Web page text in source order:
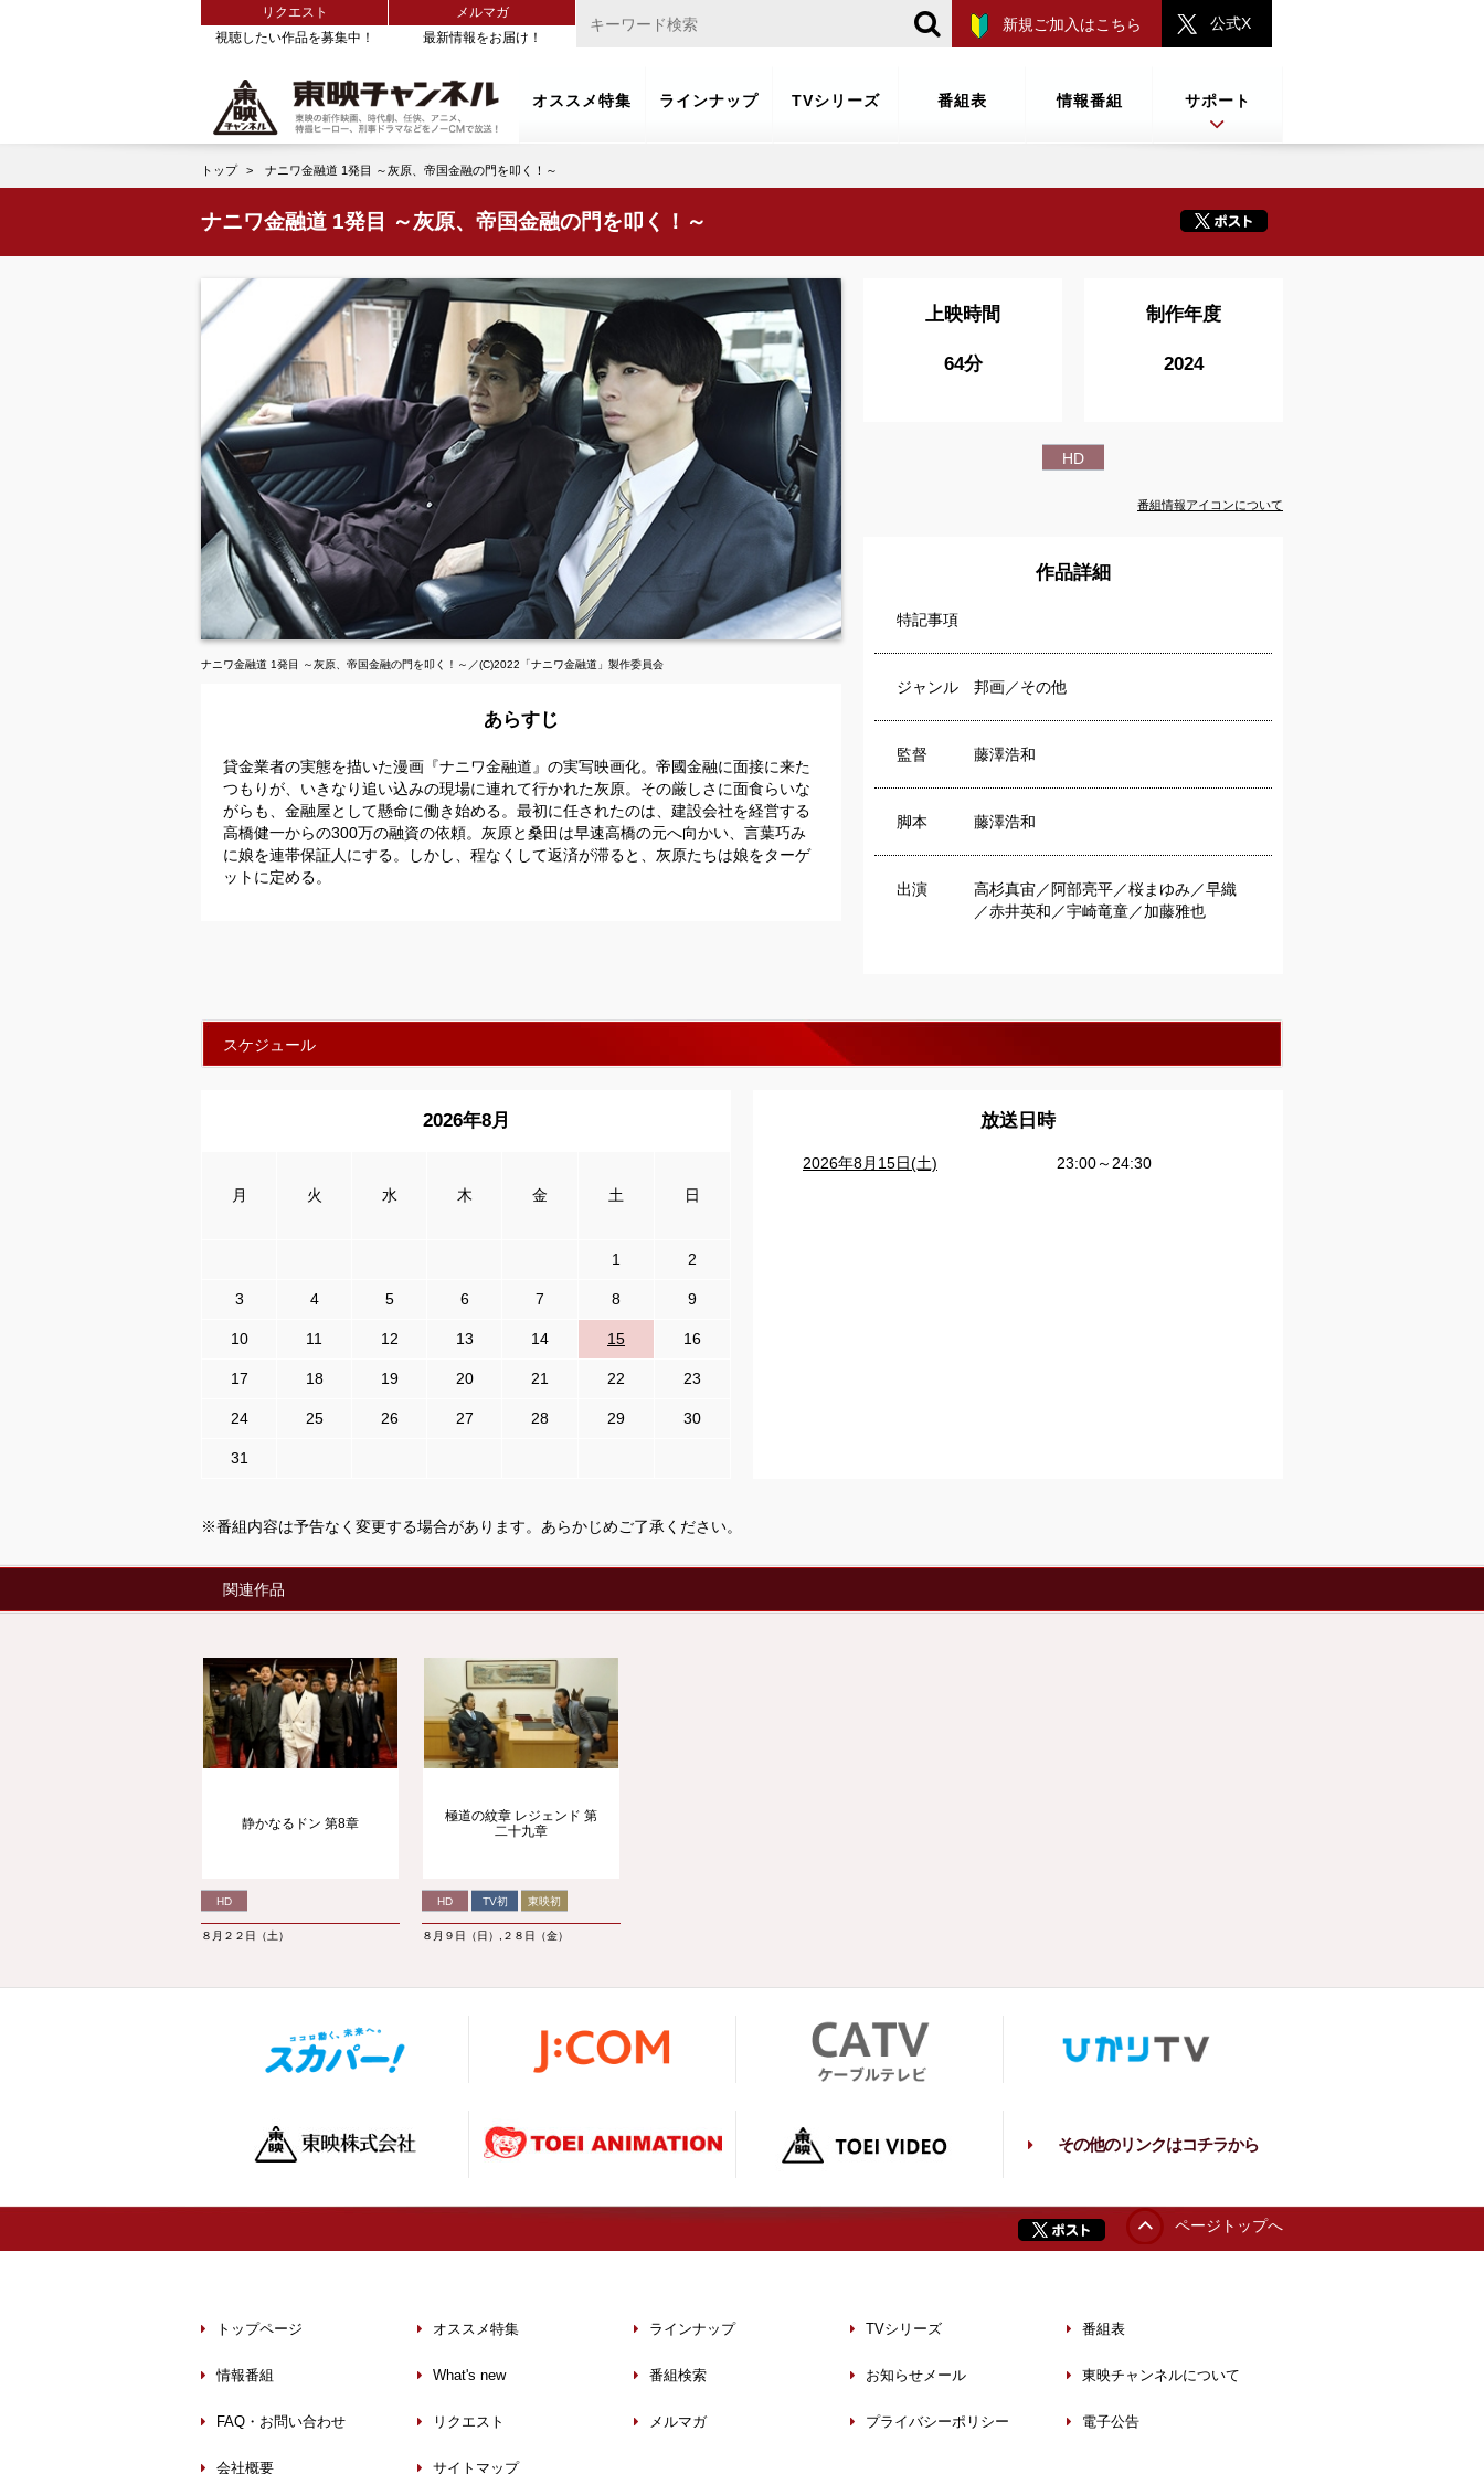
リクエスト
視聴したい作品を募集中！
メルマガ
最新情報をお届け！
新規ご加入はこちら 公式X
オススメ特集 ラインナップ TVシリーズ 番組表 情報番組 サポート
トップ ナニワ金融道 1発目 ～灰原、帝国金融の門を叩く！～
ナニワ金融道 1発目 ～灰原、帝国金融の門を叩く！～
ナニワ金融道 1発目 ～灰原、帝国金融の門を叩く！～／(C)2022「ナニワ金融道」製作委員会
あらすじ
貸金業者の実態を描いた漫画『ナニワ金融道』の実写映画化。帝國金融に面接に来た
つもりが、いきなり追い込みの現場に連れて行かれた灰原。その厳しさに面食らいな
がらも、金融屋として懸命に働き始める。最初に任されたのは、建設会社を経営する
高橋健一からの300万の融資の依頼。灰原と桑田は早速高橋の元へ向かい、言葉巧み
に娘を連帯保証人にする。しかし、程なくして返済が滞ると、灰原たちは娘をターゲ
ットに定める。
上映時間
64分
制作年度
2024
HD
番組情報アイコンについて
作品詳細
特記事項
ジャンル 邦画／その他
監督 藤澤浩和
脚本 藤澤浩和
出演
高杉真宙／阿部亮平／桜まゆみ／早織
／赤井英和／宇崎竜童／加藤雅也
スケジュール
2026年8月
月 火 水 木 金 土 日
1 2
3 4 5 6 7 8 9
10 11 12 13 14 15 16
17 18 19 20 21 22 23
24 25 26 27 28 29 30
31
放送日時
2026年8月15日(土) 23:00～24:30
※番組内容は予告なく変更する場合があります。あらかじめご了承ください。
関連作品
静かなるドン 第8章
HD
８月２２日（土）
極道の紋章 レジェンド 第
二十九章
HD TV初 東映初
８月９日（日）,２８日（金）
その他のリンクはコチラから
ページトップへ
トップページ オススメ特集 ラインナップ TVシリーズ 番組表
情報番組 What's new 番組検索 お知らせメール 東映チャンネルについて
FAQ・お問い合わせ リクエスト メルマガ プライバシーポリシー 電子公告
会社概要 サイトマップ